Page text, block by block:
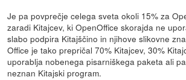
Je pa povprečje celega sveta okoli 15% za
zaradi Kitajcev, ki OpenOffice skorajda ne
slabo podpira Kitajščino in njihove slikovne
Office je tako prepričal 70% Kitajcev, 30%
uporablja nobenega pisarniškega paketa ali
neznan Kitajski program.